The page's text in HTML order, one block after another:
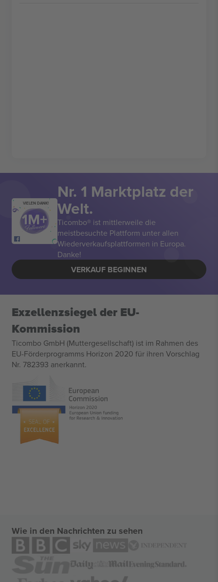
VIELEN DANK!
Nr. 1 Marktplatz der
Welt.
Ticombo® ist mittlerweile die
meistbesuchte Plattform unter allen
Wiederverkaufsplattformen in Europa.
Danke!
VERKAUF BEGINNEN
Exzellenzsiegel der EU-
Kommission
Ticombo GmbH (Muttergesellschaft) ist im Rahmen des
EU-Förderprogramms Horizon 2020 für ihren Vorschlag
Nr. 782393 anerkannt.
Wie in den Nachrichten zu sehen